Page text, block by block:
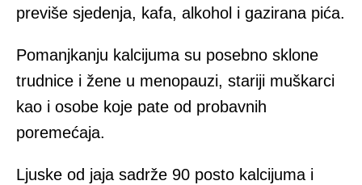
previše sjedenja, kafa, alkohol i gazirana pića.
Pomanjkanju kalcijuma su posebno sklone
trudnice i žene u menopauzi, stariji muškarci
kao i osobe koje pate od probavnih
poremećaja.
Ljuske od jaja sadrže 90 posto kalcijuma i